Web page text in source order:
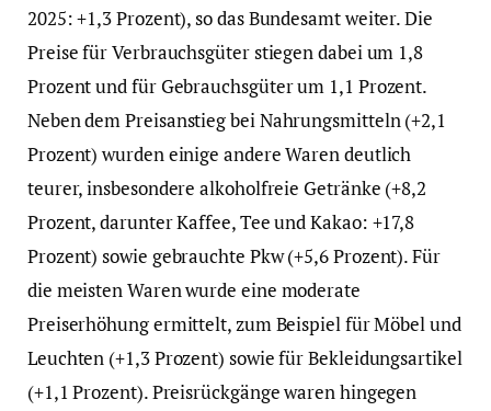
2025: +1,3 Prozent), so das Bundesamt weiter. Die
Preise für Verbrauchsgüter stiegen dabei um 1,8
Prozent und für Gebrauchsgüter um 1,1 Prozent.
Neben dem Preisanstieg bei Nahrungsmitteln (+2,1
Prozent) wurden einige andere Waren deutlich
teurer, insbesondere alkoholfreie Getränke (+8,2
Prozent, darunter Kaffee, Tee und Kakao: +17,8
Prozent) sowie gebrauchte Pkw (+5,6 Prozent). Für
die meisten Waren wurde eine moderate
Preiserhöhung ermittelt, zum Beispiel für Möbel und
Leuchten (+1,3 Prozent) sowie für Bekleidungsartikel
(+1,1 Prozent). Preisrückgänge waren hingegen